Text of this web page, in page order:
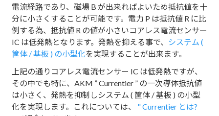
電流経路であり、磁場 B が出来ればよいため抵抗値を十
分に小さくすることが可能です。電力 P は抵抗値 R に比
例する為、抵抗値 R の値が小さいコアレス電流センサー
IC は低発熱となります。発熱を抑える事で、
システム (
筐体 / 基板 ) の小型化を実現することが出来ます。
上記の通りコアレス電流センサー IC は低発熱ですが、
その中でも特に、AKM ” Currentier ” の一次導体抵抗値
は小さく、発熱を抑制しシステム ( 筐体 / 基板 ) の小型
化を実現します。これについては、 " Currentier とは?